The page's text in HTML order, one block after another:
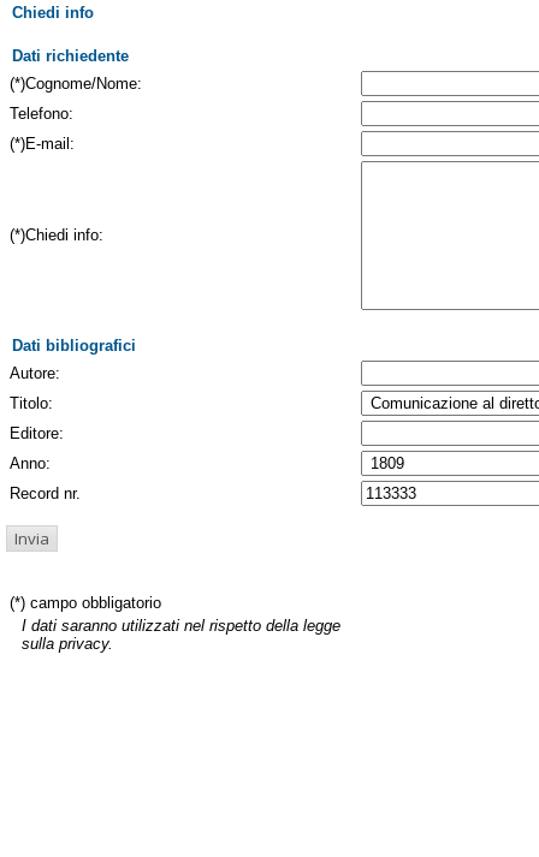
Chiedi info
Dati richiedente
(*)Cognome/Nome:
Telefono:
(*)E-mail:
(*)Chiedi info:
Dati bibliografici
Autore:
Titolo:
Editore:
Anno:
Record nr.
(*) campo obbligatorio
I dati saranno utilizzati nel rispetto della legge
sulla privacy.